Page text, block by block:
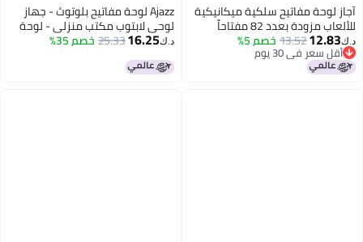
Ajazz لوحة مفاتيح بلوتوث - جهاز
لوحي لابتوب مكتب منزلي - لوحة
مفاتيح هاتف بونك 84 مفتاح
د.ك‏16.25
25.33خصم 35%